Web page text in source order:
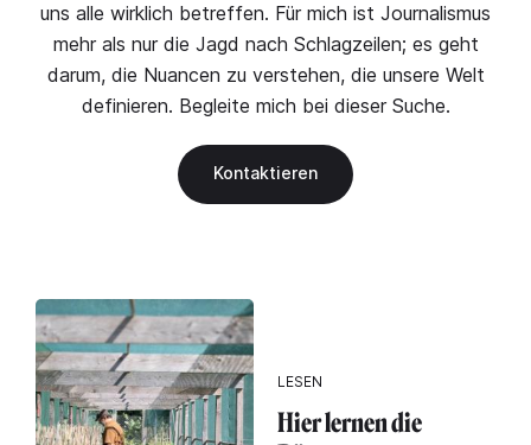
uns alle wirklich betreffen. Für mich ist Journalismus
mehr als nur die Jagd nach Schlagzeilen; es geht
darum, die Nuancen zu verstehen, die unsere Welt
definieren. Begleite mich bei dieser Suche.
Kontaktieren
LESEN
Hier lernen die